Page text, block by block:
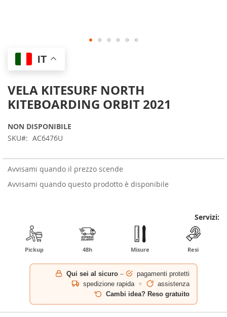
IT
VELA KITESURF NORTH
KITEBOARDING ORBIT 2021
NON DISPONIBILE
SKU
AC6476U
Avvisami quando il prezzo scende
Avvisami quando questo prodotto è disponibile
Servizi:
Pickup 48h Misure Resi
Qui sei al sicuro –
pagamenti protetti
spedizione rapida +
assistenza
Cambi idea? Reso gratuito
Skip
the
of
the
gallery